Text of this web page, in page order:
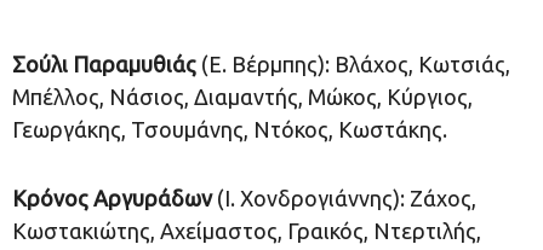
Σούλι Παραμυθιάς (Ε. Βέρμπης): Βλάχος, Κωτσιάς,
Μπέλλος, Νάσιος, Διαμαντής, Μώκος, Κύργιος,
Γεωργάκης, Τσουμάνης, Ντόκος, Κωστάκης.
Κρόνος Αργυράδων(Ι. Χονδρογιάννης): Ζάχος,
Κωστακιώτης, Αχείμαστος, Γραικός, Ντερτιλής,